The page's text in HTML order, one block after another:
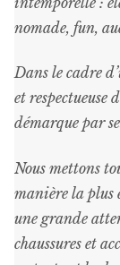
nomade, fun,
Dans le cadre
et respectueuse
démarque par
Nous mettons
manière la plus
une grande
chaussures et